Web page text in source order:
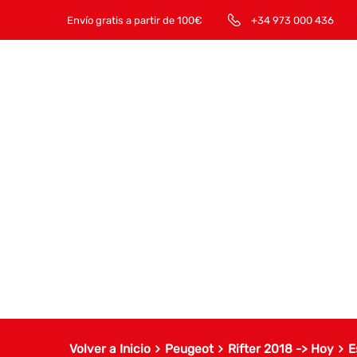
Envío gratis a partir de 100€ +34 973 000 436
Volver a Inicio Peugeot Rifter 2018 -> Hoy